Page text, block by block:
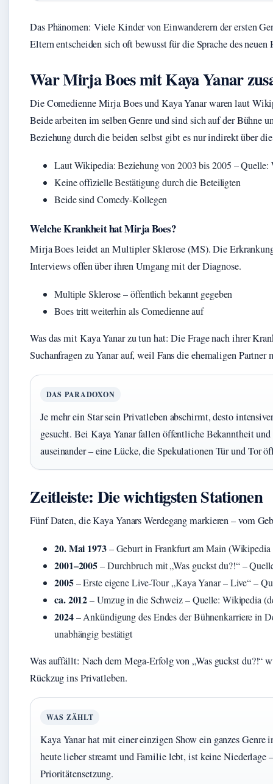
Das Phänomen: Viele Kinder von Einwanderern der ersten
Eltern entscheiden sich oft bewusst für die Sprache des neuen
War Mirja Boes mit Kaya Yanar
Die Comedienne Mirja Boes und Kaya Yanar waren laut
Beide arbeiten im selben Genre und sind sich auf der Bühne
Beziehung durch die beiden selbst gibt es nur indirekt über
Laut Wikipedia: Beziehung von 2003 bis 2005 – Quelle:
Keine offizielle Bestätigung durch die Beteiligten
Beide sind Comedy-Kollegen
Welche Krankheit hat Mirja Boes?
Mirja Boes leidet an Multipler Sklerose (MS). Die
Interviews offen über ihren Umgang mit der Diagnose.
Multiple Sklerose – öffentlich bekannt gegeben
Boes tritt weiterhin als Comedienne auf
Was das mit Kaya Yanar zu tun hat: Die Frage nach ihrer
Suchanfragen zu Yanar auf, weil Fans die ehemaligen
DAS PARADOXON
Je mehr ein Star sein Privatleben abschirmt, desto
gesucht. Bei Kaya Yanar fallen öffentliche Bekanntheit
auseinander – eine Lücke, die Spekulationen Tür und Tor
Zeitleiste: Die wichtigsten Stationen
Fünf Daten, die Kaya Yanars Werdegang markieren – vom
20. Mai 1973– Geburt in Frankfurt am Main (Wikipedia
2001–2005– Durchbruch mit „Was guckst du?!“ –
2005– Erste eigene Live-Tour „Kaya Yanar – Live“ –
ca. 2012– Umzug in die Schweiz – Quelle: Wikipedia
2024– Ankündigung des Endes der Bühnenkarriere in
unabhängig bestätigt
Was auffällt: Nach dem Mega-Erfolg von „Was guckst du?!“
Rückzug ins Privatleben.
WAS ZÄHLT
Kaya Yanar hat mit einer einzigen Show ein ganzes Genre
heute lieber streamt und Familie lebt, ist keine Niederlage
Prioritätensetzung.